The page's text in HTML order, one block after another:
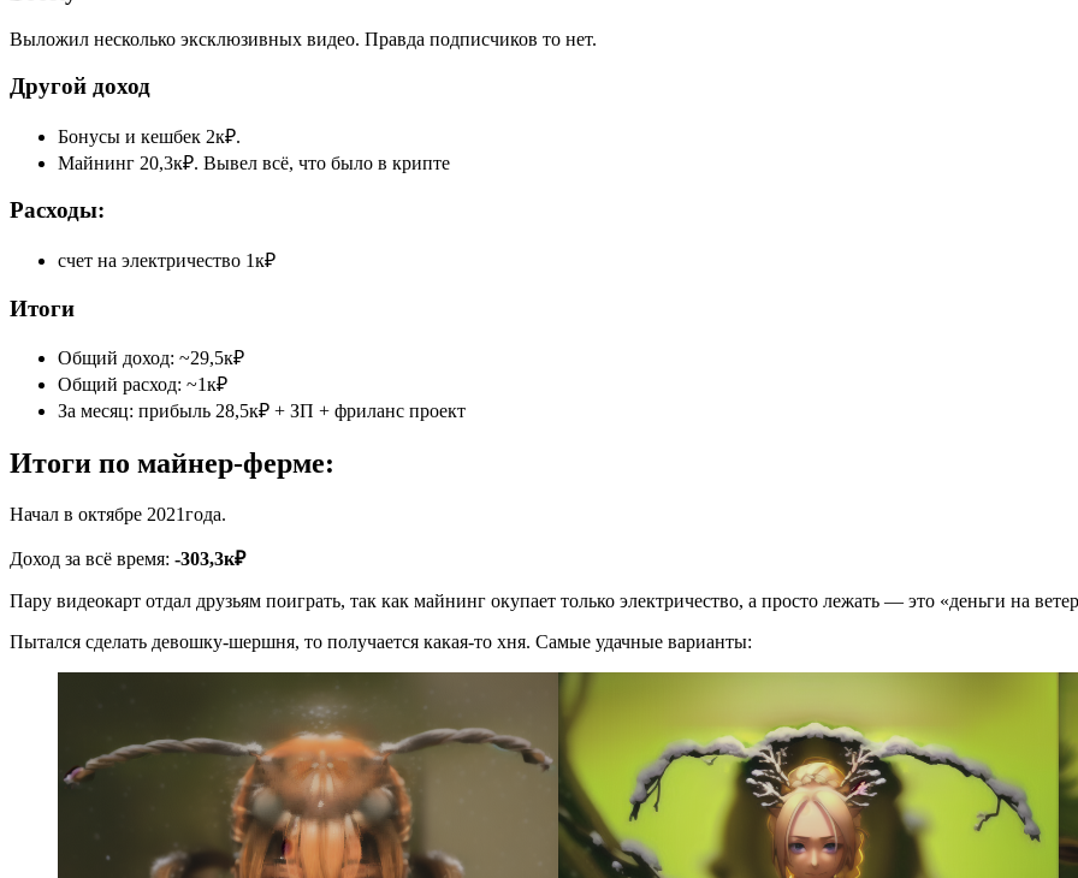
Выложил несколько эксклюзивных видео. Правда подписчиков то нет.
Другой доход
Бонусы и кешбек 2к₽.
Майнинг 20,3к₽. Вывел всё, что было в крипте
Расходы:
счет на электричество 1к₽
Итоги
Общий доход: ~29,5к₽
Общий расход: ~1к₽
За месяц: прибыль 28,5к₽ + ЗП + фриланс проект
Итоги по майнер-ферме:
Начал в октябре 2021года.
Доход за всё время: -303,3к₽
Пару видеокарт отдал друзьям поиграть, так как майнинг окупает только электричество, а просто лежать — это «деньги на
Пытался сделать девошку-шершня, то получается какая-то хня. Самые удачные варианты: